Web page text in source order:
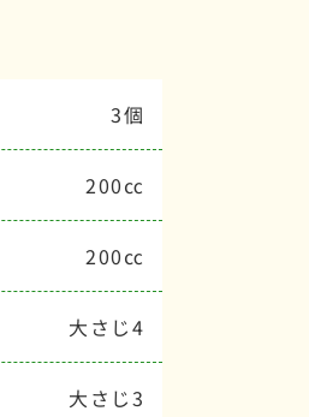
3個
200㏄
200㏄
大さじ4
大さじ3